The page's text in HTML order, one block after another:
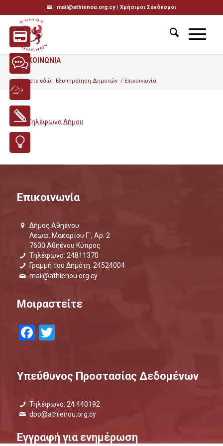
mail@athienou.org.cy | Χρήσιμοι Σύνδεσμοι
ΕΠΙΚΟΙΝΩΝΙΑ
Είσαστε εδώ: Εξυπηρέτηση Δημοτών / Επικοινωνία
Τηλέφωνα Δήμου
Επικοινωνία
Δήμος Αθηένου
Λεωφ. Μακαρίου Γ΄, Αρ. 2
7600 Αθηένου Κύπρος
Τηλέφωνο: 24811370
Γραμμή του Δημότη: 24524004
mail@athienou.org.cy
Μοιραστείτε
Facebook
Twitter
Υπεύθυνος Προστασίας Δεδομένων
Τηλέφωνο: 24 440192
dpo@athienou.org.cy
Εγγραφή για ενημέρωση